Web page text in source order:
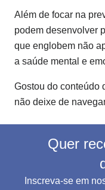
Além de focar na
podem desenvolver
que englobem não
a saúde mental e
Gostou do conteúdo
não deixe de
Quer
Inscreva-se em